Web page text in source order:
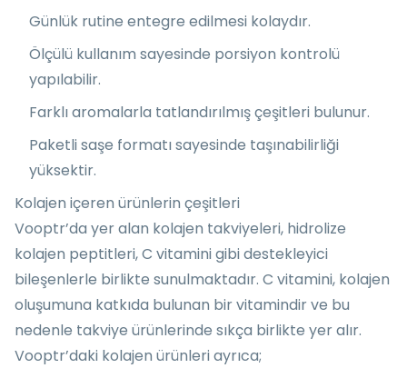
Günlük rutine entegre edilmesi kolaydır.
Ölçülü kullanım sayesinde porsiyon kontrolü
yapılabilir.
Farklı aromalarla tatlandırılmış çeşitleri bulunur.
Paketli saşe formatı sayesinde taşınabilirliği
yüksektir.
Kolajen içeren ürünlerin çeşitleri
Vooptr’da yer alan kolajen takviyeleri, hidrolize
kolajen peptitleri, C vitamini gibi destekleyici
bileşenlerle birlikte sunulmaktadır. C vitamini, kolajen
oluşumuna katkıda bulunan bir vitamindir ve bu
nedenle takviye ürünlerinde sıkça birlikte yer alır.
Vooptr’daki kolajen ürünleri ayrıca;